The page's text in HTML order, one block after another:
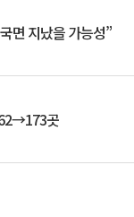
면 지났을 가능성”
곳